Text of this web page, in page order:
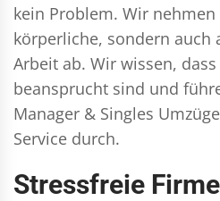
kein Problem. Wir
körperliche, sondern auch
Arbeit ab. Wir wissen,
beansprucht sind und
Manager & Singles
Service durch.
Stressfreie